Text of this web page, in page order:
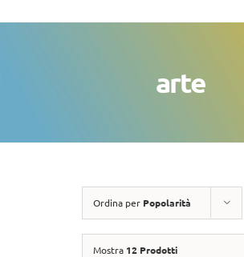
arte
Ordina per Popolarità
Mostra 12 Prodotti